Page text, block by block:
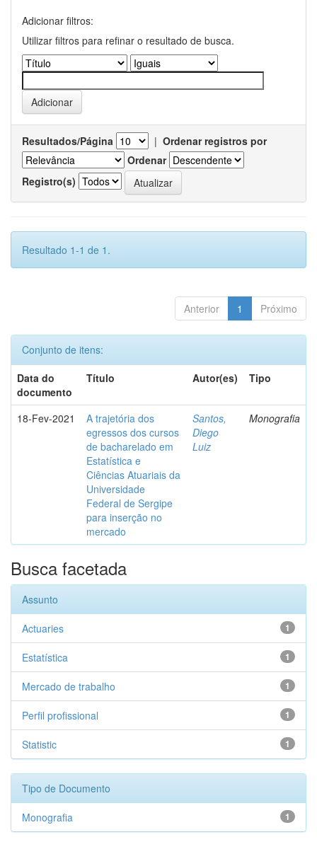
Adicionar filtros:
Utilizar filtros para refinar o resultado de busca.
Resultados/Página | Ordenar registros por
Ordenar
Registro(s)
Resultado 1-1 de 1.
Anterior 1 Próximo
Conjunto de itens:
Data do
documento
Título Autor(es) Tipo
18-Fev-2021
A trajetória dos
egressos dos cursos
de bacharelado em
Estatística e
Ciências Atuariais da
Universidade
Federal de Sergipe
para inserção no
mercado
Santos,
Diego
Luiz
Monografia
Busca facetada
Assunto
1
Actuaries
1
Estatística
1
Mercado de trabalho
1
Perfil profissional
1
Statistic
Tipo de Documento
1
Monografia